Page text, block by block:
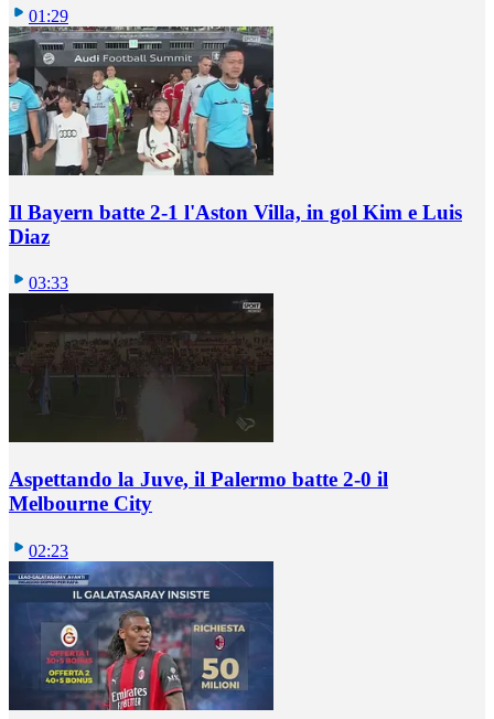
01:29
Il Bayern batte 2-1 l'Aston Villa, in gol Kim e Luis
Diaz
03:33
Aspettando la Juve, il Palermo batte 2-0 il
Melbourne City
02:23